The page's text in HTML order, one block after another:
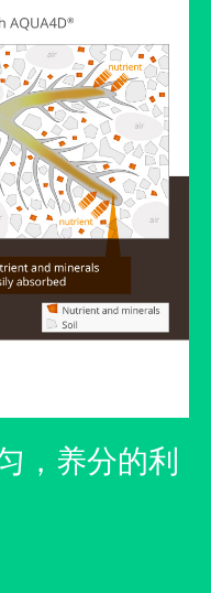
，养分的利